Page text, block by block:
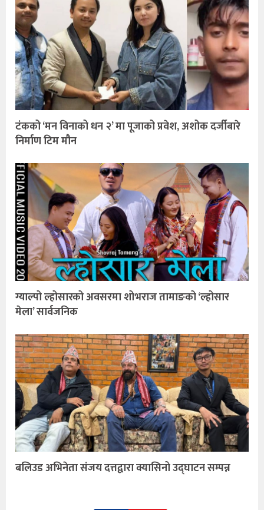
टंकको ‘मन विनाको धन २’ मा पूजाको प्रवेश, अशोक दर्जीबारे
निर्माण टिम मौन
ग्याल्पो ल्होसारको अवसरमा शोभराज तामाङको ‘ल्होसार
मेला’ सार्वजनिक
बलिउड अभिनेता संजय दत्तद्वारा क्यासिनो उद्घाटन सम्पन्न